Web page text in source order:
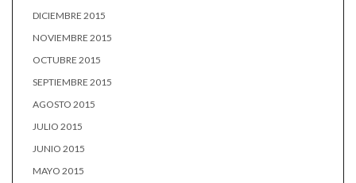
DICIEMBRE 2015
NOVIEMBRE 2015
OCTUBRE 2015
SEPTIEMBRE 2015
AGOSTO 2015
JULIO 2015
JUNIO 2015
MAYO 2015